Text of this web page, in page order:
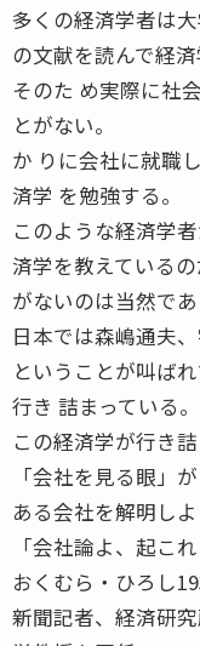
多くの経済学者は
の文献を読んで経済
そのた め実際に社
とがない。
か りに会社に就職
済学 を勉強する。
このような経済学
済学を教えている
がないのは当然であ
日本では森嶋通夫
ということが叫ば
行き 詰まっている。
この経済学が行き
「会社を見る眼」
ある会社を解明し
「会社論よ、起こ
おくむら・ひろし
新聞記者、経済研